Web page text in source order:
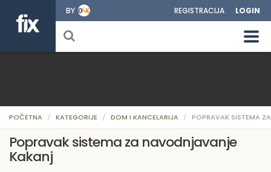
BY REGISTRACIJA LOGIN
POČETNA KATEGORIJE DOM I KANCELARIJA POPRAVAK SISTEMA
Popravak sistema za navodnjavanje
Kakanj